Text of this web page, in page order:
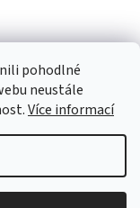
pohodlné
neustále
Více informací
Upravit